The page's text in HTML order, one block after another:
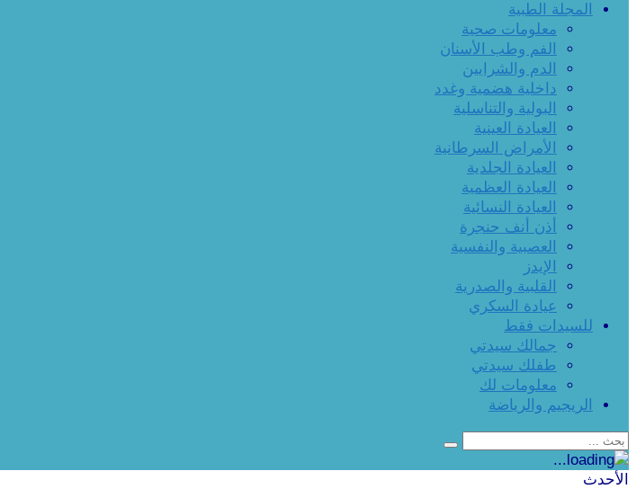
المجلة الطبية
معلومات صحية
الفم وطب الأسنان
الدم والشرايين
داخلية هضمية وغدد
البولية والتناسلية
العيادة العينية
الأمراض السرطانية
العيادة الجلدية
العيادة العظمية
العيادة النسائية
أذن أنف حنجرة
العصبية والنفسية
الإيدز
القلبية والصدرية
عيادة السكري
للسيدات فقط
جمالك سيدتي
طفلك سيدتي
معلومات لك
الريجيم والرياضة
الأحدث